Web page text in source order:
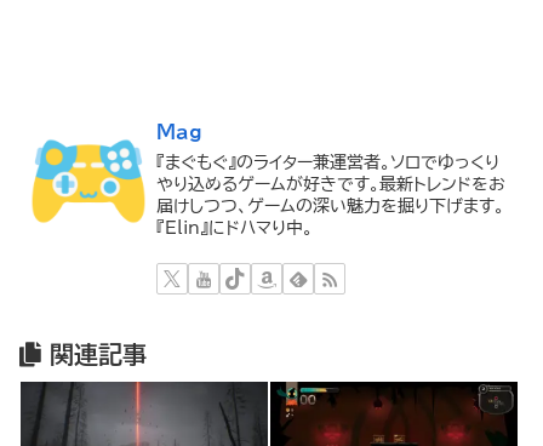
Mag
『まぐもぐ』のライター兼運営者。ソロでゆっくり
やり込めるゲームが好きです。最新トレンドをお
届けしつつ、ゲームの深い魅力を掘り下げます。
『Elin』にドハマり中。
関連記事